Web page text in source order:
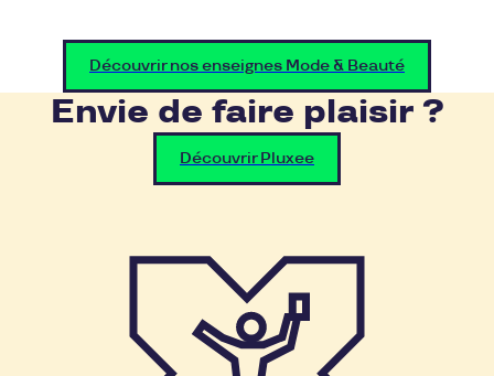
Découvrir nos enseignes Mode & Beauté
Envie de faire plaisir ?
Découvrir Pluxee